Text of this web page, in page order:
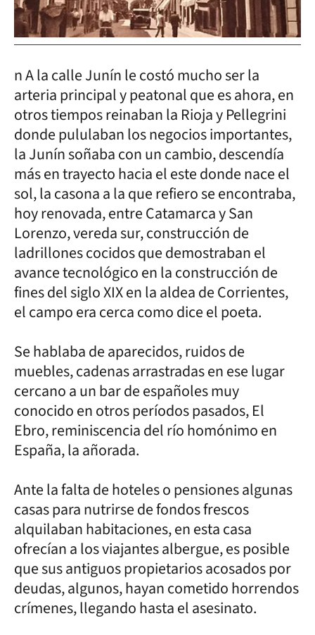
n A la calle Junín le costó mucho ser la
arteria principal y peatonal que es ahora, en
otros tiempos reinaban la Rioja y Pellegrini
donde pululaban los negocios importantes,
la Junín soñaba con un cambio, descendía
más en trayecto hacia el este donde nace el
sol, la casona a la que refiero se encontraba,
hoy renovada, entre Catamarca y San
Lorenzo, vereda sur, construcción de
ladrillones cocidos que demostraban el
avance tecnológico en la construcción de
fines del siglo XIX en la aldea de Corrientes,
el campo era cerca como dice el poeta.
Se hablaba de aparecidos, ruidos de
muebles, cadenas arrastradas en ese lugar
cercano a un bar de españoles muy
conocido en otros períodos pasados, El
Ebro, reminiscencia del río homónimo en
España, la añorada.
Ante la falta de hoteles o pensiones algunas
casas para nutrirse de fondos frescos
alquilaban habitaciones, en esta casa
ofrecían a los viajantes albergue, es posible
que sus antiguos propietarios acosados por
deudas, algunos, hayan cometido horrendos
crímenes, llegando hasta el asesinato.